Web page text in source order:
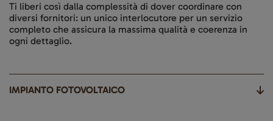
Ti liberi così dalla complessità di dover coordinare con
diversi fornitori: un unico interlocutore per un servizio
completo che assicura la massima qualità e coerenza in
ogni dettaglio.
IMPIANTO FOTOVOLTAICO